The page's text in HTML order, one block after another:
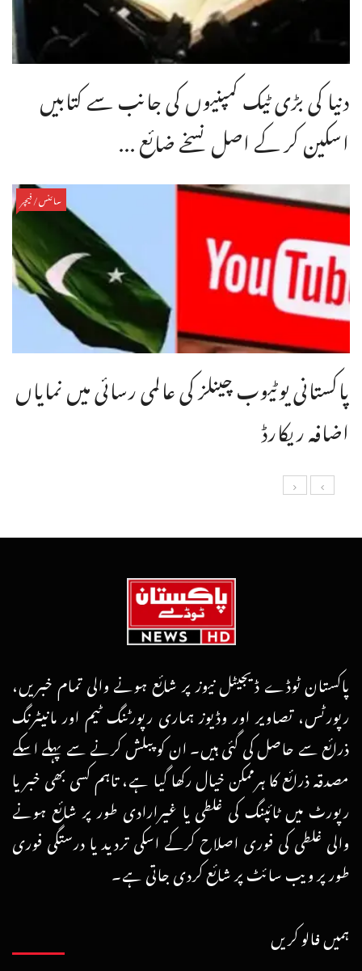
دنیا کی بڑی ٹیک کمپنیوں کی جانب سے کتابیں
اسکین کر کے اصل نسخے ضائع ...
سائنس/فیچر
پاکستانی یوٹیوب چینلز کی عالمی رسائی میں نمایاں
اضافہ ریکارڈ
پاکستان ٹوڈے ڈیجیٹل نیوز پر شائع ہونے والی تمام خبریں،
رپورٹس، تصاویر اور وڈیوز ہماری رپورٹنگ ٹیم اور مانیٹرنگ
ذرائع سے حاصل کی گئی ہیں۔ ان کو پبلش کرنے سے پہلے اسکے
مصدقہ ذرائع کا ہرممکن خیال رکھا گیا ہے، تاہم کسی بھی خبر یا
رپورٹ میں ٹائپنگ کی غلطی یا غیرارادی طور پر شائع ہونے
والی غلطی کی فوری اصلاح کرکے اسکی تردید یا درستگی فوری
طور پر ویب سائٹ پر شائع کردی جاتی ہے۔
ہمیں فالو کریں